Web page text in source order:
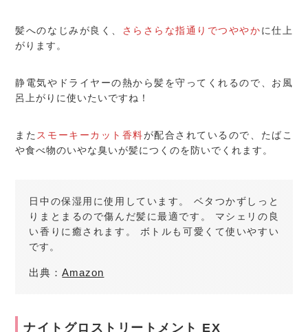
髪へのなじみが良く、 さらさらな指通りでつややかに仕上
がります。
静電気やドライヤーの熱から髪を守ってくれるので、お風
呂上がりに使いたいですね！
また スモーキーカット香料が配合されているので、たばこ
や食べ物のいやな臭いが髪につくのを防いでくれます。
日中の保湿用に使用しています。 ベタつかずしっと
りまとまるので傷んだ髪に最適です。 マシェリの良
い香りに癒されます。 ボトルも可愛くて使いやすい
です。
出典：Amazon
ナイトグロストリートメント EX